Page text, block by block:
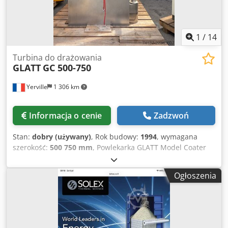
1 / 14
Yerville 1 306 km
Turbina do drażowania
GLATT GC 500-750
Informacja o cenie Zadzwoń
Stan: dobry (używany), Rok budowy: 1994, wymagana
szerokość: 500 750 mm, Powlekarka GLATT Model Coater
GC 750/500 z 1994 roku, z wymiennym bębnem, w wersji
„Ex” (przeznaczonej do użytku w strefach zagrożonych
wybuchem). Urządzenie do powlekania Glatt Coater GC 750
(urządzenie używane wyłącznie do prób). Perforowany
bęben o średnicy 500 mm i długości 750 mm, wyposażony
w: Wejście i wylot powietrza dla obu bębnów. Pojemność
bębna 750 mm: 50–75 kg/partię. Pojemność bębna 500
Ogłoszenia